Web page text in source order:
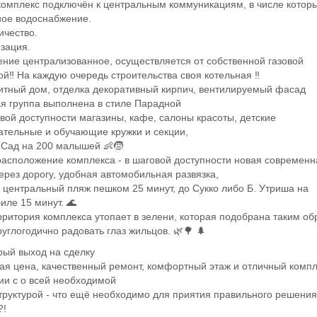
подключён к центральным коммуникациям, в числе
водоснабжение.
централизованное, осуществляется от собственной газовой
На каждую очередь строительства своя котельная ‼️
дом, отделка декоративный кирпич, вентилируемый фасад
группа выполнена в стиле Парадной
доступности магазины, кафе, салоны красоты, детские
и обучающие кружки и секции,
Сад на 200 малышей 👶🧒
комплекса - в шаговой доступности новая
дорогу, удобная автомобильная развязка,
пляж пешком 25 минут, до Сукко либо Б. Утриша на
15 минут. 🌊
комплекса утопает в зелени, которая подобрана таким
радовать глаз жильцов. 🌿🌳 🌲
выход на сделку
цена, качественный ремонт, комфортный этаж и отличный
с о всей необходимой
- что ещё необходимо для приятия правильного